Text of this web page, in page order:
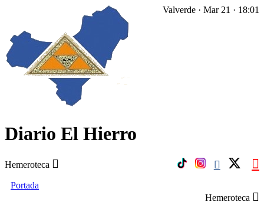
Diario El Hierro
Hemeroteca
Valverde · Mar 21 · 18:01
Portada
Hemeroteca